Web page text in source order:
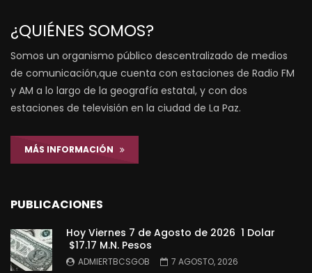
¿QUIÉNES SOMOS?
Somos un organismo público descentralizado de medios
de comunicación,que cuenta con estaciones de Radio FM
y AM a lo largo de la geografía estatal, y con dos
estaciones de televisión en la ciudad de La Paz.
MÁS INFORMACIÓN
PUBLICACIONES
Hoy Viernes 7 de Agosto de 2026 1 Dolar
$17.17 M.N. Pesos
ADMIERTBCSGOB 7 AGOSTO, 2026